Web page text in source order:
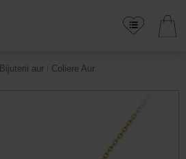
Bijuterii aur Coliere Aur